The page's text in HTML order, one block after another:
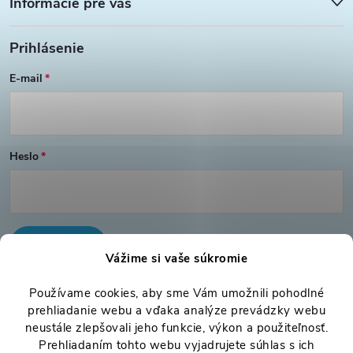
Vážime si vaše súkromie
Používame cookies, aby sme Vám umožnili pohodlné
prehliadanie webu a vďaka analýze prevádzky webu
neustále zlepšovali jeho funkcie, výkon a použiteľnosť.
Prehliadaním tohto webu vyjadrujete súhlas s ich
y
v
ý
i
t
e
Prihlásenie
E-mail
Heslo
Nová registrácia
Zabudnuté heslo